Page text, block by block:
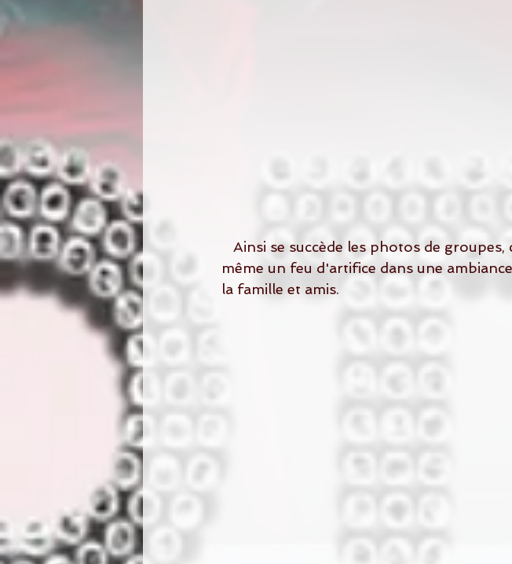
même un feu d'artifice dans une
la famille et amis.